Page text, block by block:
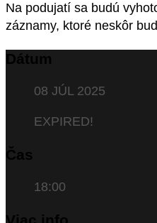
Na podujatí sa budú
záznamy, ktoré neskôr
Dátum
08 JÚL 2025
EXPIRED!
Čas
18:00